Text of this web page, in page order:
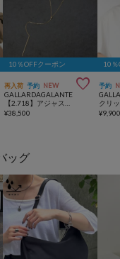
10％OFFクーポン
再入荷 予約 NEW 
GALLARDAGALANTE
¥38,500
10％
予約
¥
ッグ